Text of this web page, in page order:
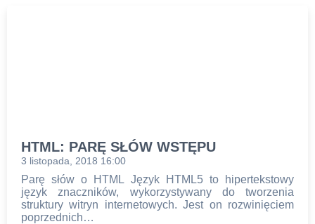
HTML: PARĘ SŁÓW WSTĘPU
3 listopada, 2018 16:00
Parę słów o HTML Język HTML5 to hipertekstowy
język znaczników, wykorzystywany do tworzenia
struktury witryn internetowych. Jest on rozwinięciem
poprzednich…